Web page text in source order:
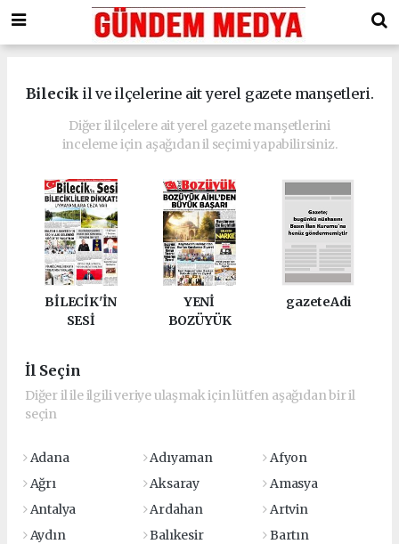
Bilecik il ve ilçelerine ait yerel gazete manşetleri.
Diğer il ilçelere ait yerel gazete manşetlerini
inceleme için aşağıdan il seçimi yapabilirsiniz.
BİLECİK'İN
SESİ
YENİ
BOZÜYÜK
gazeteAdi
İl Seçin
Diğer il ile ilgili veriye ulaşmak için lütfen aşağıdan bir il
seçin
Adana Adıyaman
Afyon
Ağrı
Aksaray
Amasya
Antalya
Ardahan
Artvin
Aydın
Balıkesir
Bartın